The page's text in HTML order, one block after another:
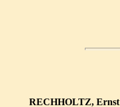
RECHHOLTZ, Ernst